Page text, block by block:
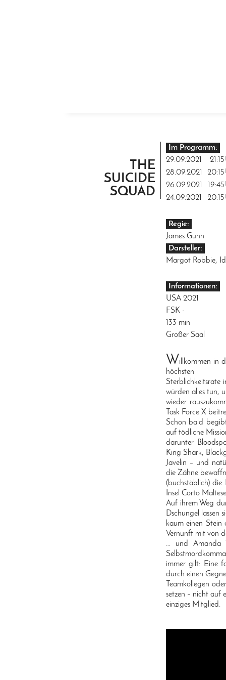
THE
SUICIDE
SQUAD
Im Programm:
29.09.2021
21:15
28.09.2021 20:15
26.09.2021
19:45
24.09.2021
20:15
Regie:
James Gunn
Darsteller:
Margot Robbie,
Informationen:
USA 2021
FSK -
133 min
Großer Saal
Willkommen in
höchsten
Sterblichkeitsrate
würden alles tun,
wieder
Task Force X
Schon bald
auf tödliche
darunter
King Shark,
Javelin – und
die Zähne
(buchstäblich) die
Insel Corto
Auf ihrem Weg
Dschungel lassen
kaum einen
Vernunft mit von
… und Amanda
immer gilt: Eine
durch einen
Teamkollegen
setzen – nicht auf
einziges Mitglied.